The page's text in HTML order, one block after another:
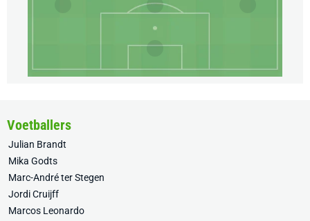
Voetballers
Julian Brandt
Mika Godts
Marc-André ter Stegen
Jordi Cruijff
Marcos Leonardo